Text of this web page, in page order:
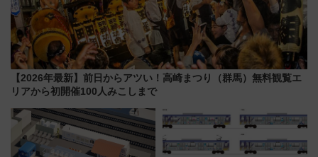
【2026年最新】前日からアツい！高崎まつり（群馬）無料観覧エ
リアから初開催100人みこしまで